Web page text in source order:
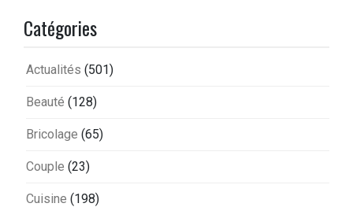
Catégories
Actualités (501)
Beauté (128)
Bricolage (65)
Couple (23)
Cuisine (198)